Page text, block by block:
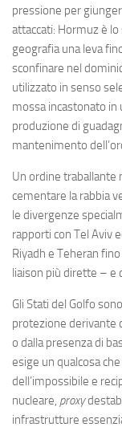
pressione per
attaccati: Hormuz è
geografia una leva
sconfinare nel
utilizzato in senso
mossa incastonato in
produzione di
mantenimento
Un ordine traballante
cementare la rabbia
le divergenze
rapporti con Tel Aviv
Riyadh e Teheran
liaison più dirette – e
Gli Stati del Golfo
protezione derivante
o dalla presenza di
esige un qualcosa
dell’impossibile e
nucleare, proxy
infrastrutture